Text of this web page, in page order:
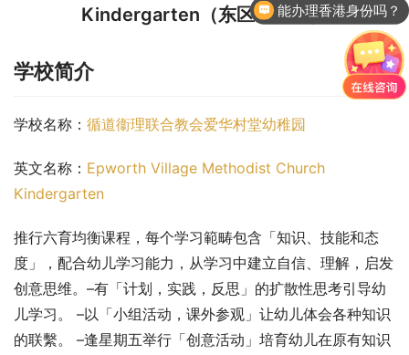
Kindergarten（东区幼稚园）
学校简介
学校名称： 循道衞理联合教会爱华村堂幼稚园
英文名称： Epworth Village Methodist Church
Kindergarten
推行六育均衡课程，每个学习範畴包含「知识、技能和态
度」，配合幼儿学习能力，从学习中建立自信、理解，启发
创意思维。–有「计划，实践，反思」的扩散性思考引导幼
儿学习。 –以「小组活动，课外参观」让幼儿体会各种知识
的联繫。 –逢星期五举行「创意活动」培育幼儿在原有知识
能办理香港身份吗？